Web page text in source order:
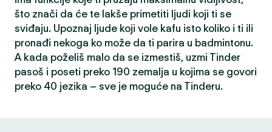
što znači da će te lakše primetiti ljudi koji ti se
sviđaju. Upoznaj ljude koji vole kafu isto koliko i ti ili
pronađi nekoga ko može da ti parira u badmintonu.
A kada poželiš malo da se izmestiš, uzmi Tinder
pasoš i poseti preko 190 zemalja u kojima se govori
preko 40 jezika – sve je moguće na Tinderu.